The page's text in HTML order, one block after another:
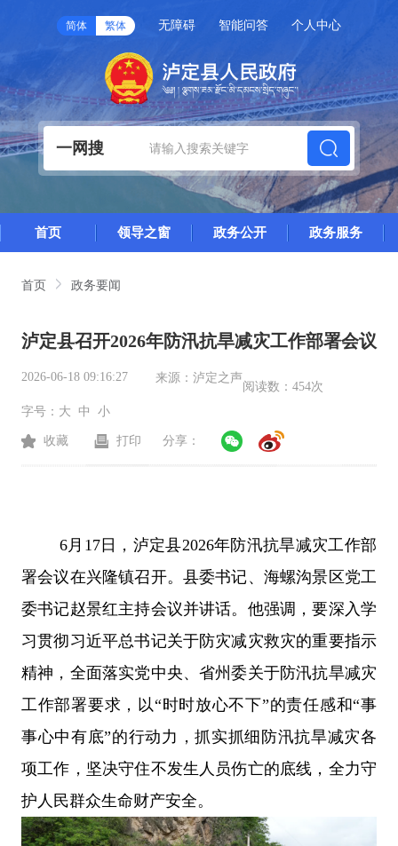
简体 繁体 无障碍 智能问答 个人中心
一网搜
首页 领导之窗 政务公开 政务服务
首页 政务要闻
泸定县召开2026年防汛抗旱减灾工作部署会议
2026-06-18 09:16:27 来源： 泸定之声
阅读数： 454次
字号： 大 中 小
收藏 打印 分享：
6月17日，泸定县2026年防汛抗旱减灾工作部
署会议在兴隆镇召开。县委书记、海螺沟景区党工
委书记赵景红主持会议并讲话。 他强调，要深入学
习贯彻习近平总书记关于防灾减灾救灾的重要指示
精神，全面落实党中央、省州委关于防汛抗旱减灾
工作部署要求，以“时时放心不下”的责任感和“事
事心中有底”的行动力，抓实抓细防汛抗旱减灾各
项工作，坚决守住不发生人员伤亡的底线，全力守
护人民群众生命财产安全。